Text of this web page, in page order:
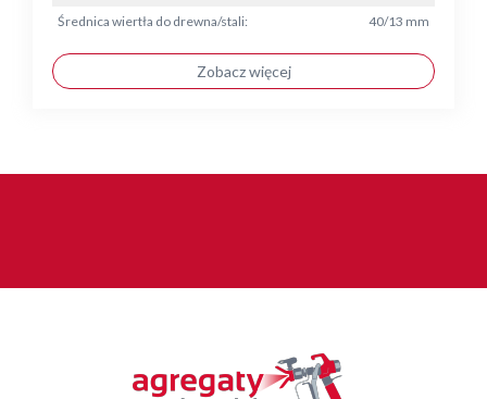
Średnica wiertła do drewna/stali:
40/13 mm
Zobacz więcej